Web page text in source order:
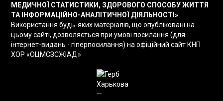
МЕДИЧНОЇ СТАТИСТИКИ, ЗДОРОВОГО СПОСОБУ ЖИТТЯ
ТА ІНФОРМАЦІЙНО-АНАЛІТИЧНОЇ ДІЯЛЬНОСТІ»
Використання будь-яких матеріалів, що опубліковані на
цьому сайті, дозволяється при умові посилання (для
інтернет-видань - гіперпосилання) на офіційний сайт КНП
ХОР «ОЦМСЗСЖІАД»